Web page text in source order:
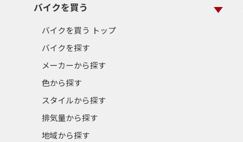
バイクを買う
バイクを買う トップ
バイクを探す
メーカーから探す
色から探す
スタイルから探す
排気量から探す
地域から探す